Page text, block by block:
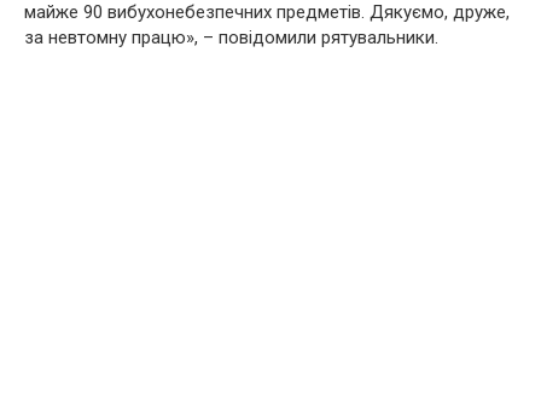
майже 90 вибухонебезпечних предметів. Дякуємо, друже,
за невтомну працю», – повідомили рятувальники.